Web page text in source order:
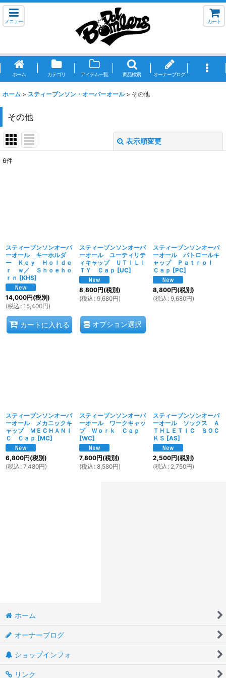
メニュー カート
ホーム カテゴリ アイテム一覧 商品検索 オーナーブログ
ホーム > スティーブンソン・オーバーオール > その他
その他
表示順変更
6件
スティーブンソンオーバ
ーオール キーホルダ
ー Ｋｅｙ Ｈｏｌｄｅ
ｒ ｗ／ Ｓｈｏｅｈｏ
ｒｎ [KHS]
14,000円(税別)
(税込 : 15,400円)
カートに入れる
スティーブンソンオーバ
ーオール ユーティリテ
ィキャップ ＵＴＩＬＩ
ＴＹ Ｃａｐ [UC]
8,800円(税別)
(税込 : 9,680円)
オプション選択
スティーブンソンオーバ
ーオール パトロールキ
ャップ Ｐａｔｒｏｌ
Ｃａｐ [PC]
8,800円(税別)
(税込 : 9,680円)
スティーブンソンオーバ
ーオール メカニックキ
ャップ ＭＥＣＨＡＮＩ
Ｃ Ｃａｐ [MC]
6,800円(税別)
(税込 : 7,480円)
スティーブンソンオーバ
ーオール ワークキャッ
プ Ｗｏｒｋ Ｃａｐ
[WC]
7,800円(税別)
(税込 : 8,580円)
スティーブンソンオーバ
ーオール ソックス Ａ
ＴＨＬＥＴＩＣ ＳＯＣ
ＫＳ [AS]
2,500円(税別)
(税込 : 2,750円)
ホーム
オーナーブログ
ショップインフォ
リンク